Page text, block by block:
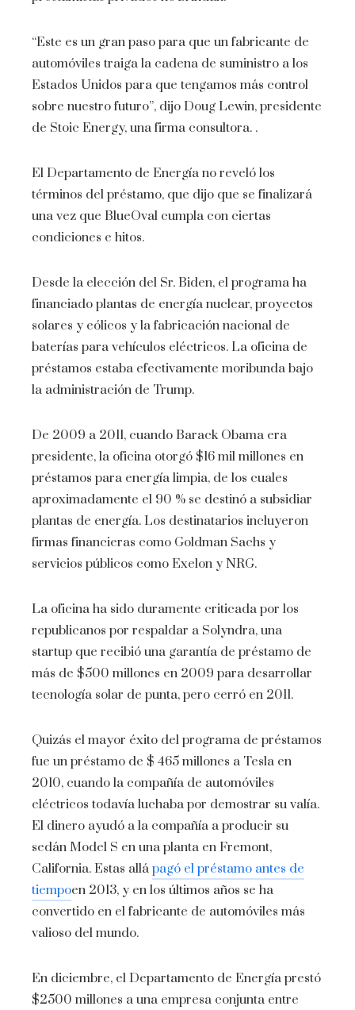
“Este es un gran paso para que un fabricante de
automóviles traiga la cadena de suministro a los
Estados Unidos para que tengamos más control
sobre nuestro futuro”, dijo Doug Lewin, presidente
de Stoic Energy, una firma consultora. .
El Departamento de Energía no reveló los
términos del préstamo, que dijo que se finalizará
una vez que BlueOval cumpla con ciertas
condiciones e hitos.
Desde la elección del Sr. Biden, el programa ha
financiado plantas de energía nuclear, proyectos
solares y eólicos y la fabricación nacional de
baterías para vehículos eléctricos. La oficina de
préstamos estaba efectivamente moribunda bajo
la administración de Trump.
De 2009 a 2011, cuando Barack Obama era
presidente, la oficina otorgó $16 mil millones en
préstamos para energía limpia, de los cuales
aproximadamente el 90 % se destinó a subsidiar
plantas de energía. Los destinatarios incluyeron
firmas financieras como Goldman Sachs y
servicios públicos como Exelon y NRG.
La oficina ha sido duramente criticada por los
republicanos por respaldar a Solyndra, una
startup que recibió una garantía de préstamo de
más de $500 millones en 2009 para desarrollar
tecnología solar de punta, pero cerró en 2011.
Quizás el mayor éxito del programa de préstamos
fue un préstamo de $ 465 millones a Tesla en
2010, cuando la compañía de automóviles
eléctricos todavía luchaba por demostrar su valía.
El dinero ayudó a la compañía a producir su
sedán Model S en una planta en Fremont,
California. Estas allá pagó el préstamo antes de
tiempoen 2013, y en los últimos años se ha
convertido en el fabricante de automóviles más
valioso del mundo.
En diciembre, el Departamento de Energía prestó
$2500 millones a una empresa conjunta entre